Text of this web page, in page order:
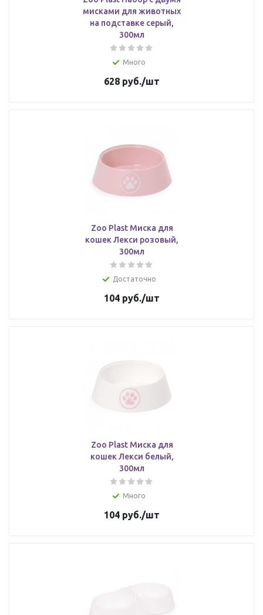
мисками для животных
на подставке серый,
300мл
Много
628 руб./шт
Zoo Plast Миска для
кошек Лекси розовый,
300мл
Достаточно
104 руб./шт
Zoo Plast Миска для
кошек Лекси белый,
300мл
Много
104 руб./шт